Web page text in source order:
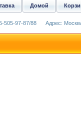
Домой
505-97-87/88 Адрес: